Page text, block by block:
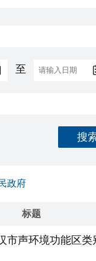
至
搜
政府
标题
市声环境功能区类